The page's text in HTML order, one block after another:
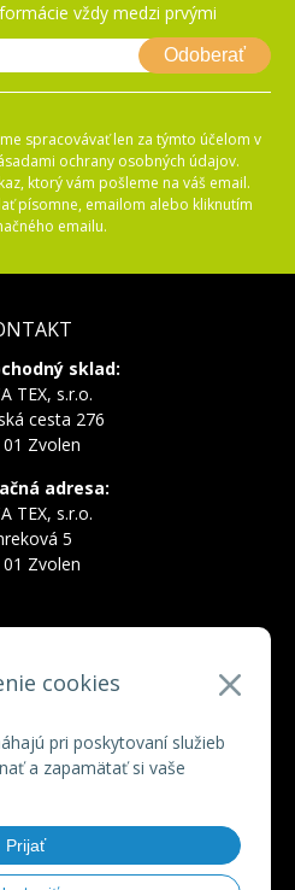
cookies
pri poskytovaní služieb
a zapamätať si vaše
Prijať
vždy medzi prvými
Odoberať
spracovávať len za týmto účelom v
ochrany osobných údajov.
ktorý vám pošleme na váš email.
písomne, emailom alebo kliknutím
emailu.
sklad:
TEX, s.r.o.
cesta 276
Zvolen
adresa:
TEX, s.r.o.
5
Zvolen
910 228 822
O NÁKUPE
podmienky